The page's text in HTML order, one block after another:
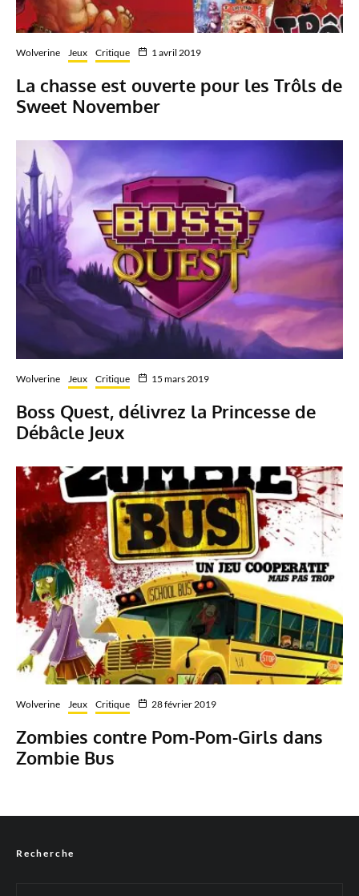
Wolverine Jeux Critique 1 avril 2019
La chasse est ouverte pour les Trôls de
Sweet November
Wolverine Jeux Critique 15 mars 2019
Boss Quest, délivrez la Princesse de
Débâcle Jeux
Wolverine Jeux Critique 28 février 2019
Zombies contre Pom-Pom-Girls dans
Zombie Bus
Recherche